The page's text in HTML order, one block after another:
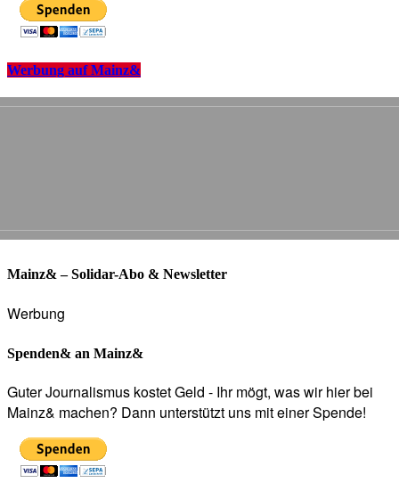
Werbung auf Mainz&
Mainz& – Solidar-Abo & Newsletter
Werbung
Spenden& an Mainz&
Guter Journalismus kostet Geld - Ihr mögt, was wir hier bei
Mainz& machen? Dann unterstützt uns mit einer Spende!